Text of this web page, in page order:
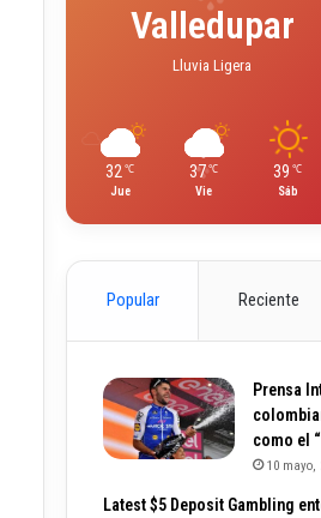
Valledupar
Lluvia Ligera
32 ℃
Jue
37 ℃
Vie
39 ℃
Sáb
Popular Reciente
Prensa
como el
10 mayo,
Latest $5 Deposit Gambling